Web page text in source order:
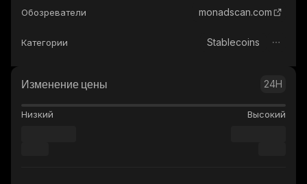
Обозреватели monadscan.com
Категории Stablecoins
Изменение цены 24H
Низкий Высокий